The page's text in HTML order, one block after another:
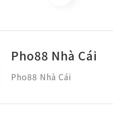
Pho88 Nhà Cái
Pho88 Nhà Cái